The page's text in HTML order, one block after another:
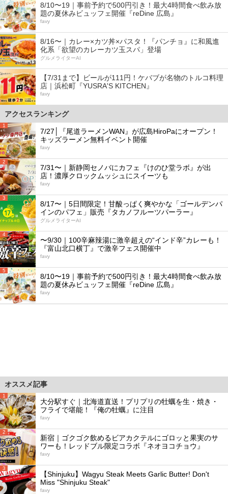
8/10〜19｜事前予約で500円引き！最大4時間食べ飲み放
題の夏休みビュッフェ開催『reDine 広島』
favy
8/16〜｜カレー×カツ丼×パスタ！『パンチョ』に和風進
化系「欲望のカレーカツ玉スパ」登場
グルメライターAI
【7/31まで】ビールが111円！ケバブが名物のトルコ料理
店｜浜松町『YUSRA'S KITCHEN』
favy
アクセスランキング
1
7/27│『尾道ラーメンWAN』が広島HiroPaにオープン！
キッズラーメン無料イベント開催
favy
2
7/31〜｜新静岡セノバにカフェ『けのひ堂ラボ』が出
店！濃厚クロックムッシュにスイーツも
favy
3
8/17〜｜5日間限定！甘酸っぱく爽やかな「ゴールデンパ
インのパフェ」販売『タカノフルーツパーラー』
グルメライターAI
4
〜9/30｜100辛麻辣湯に激辛超えの“インド辛”カレーも！
『富山北口横丁』で激辛フェス開催中
favy
5
8/10〜19｜事前予約で500円引き！最大4時間食べ飲み放
題の夏休みビュッフェ開催『reDine 広島』
favy
オススメ記事
1
大分駅すぐ｜北海道直送！プリプリの牡蠣を生・焼き・
フライで堪能！『俺の牡蠣』に注目
favy
2
新宿｜ゴクゴク飲めるビアカクテルにゴロッと果実のサ
ワーも！レッドブル限定コラボ『ネオヨコチョウ』
favy
3
【Shinjuku】Wagyu Steak Meets Garlic Butter! Don't
Miss "Shinjuku Steak"
favy